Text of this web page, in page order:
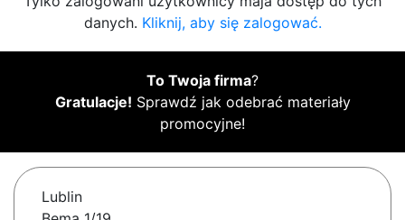
danych. Kliknij, aby się zalogować.
To Twoja firma?
Gratulacje! Sprawdź jak odebrać materiały
promocyjne!
Lublin